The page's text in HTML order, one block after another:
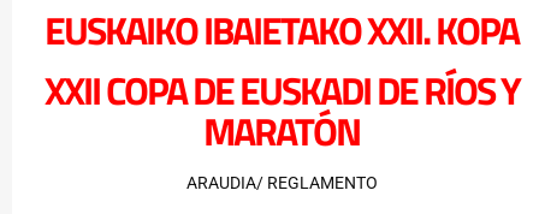
EUSKAIKO IBAIETAKO XXII. KOPA
XXII COPA DE EUSKADI DE RÍOS Y
MARATÓN
ARAUDIA/ REGLAMENTO